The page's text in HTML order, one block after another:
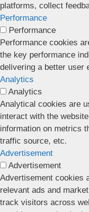
platforms, collect
Performance
Performance
Performance cookies
the key performance
delivering a better user
Analytics
Analytics
Analytical cookies are
interact with the
information on metrics
traffic source, etc.
Advertisement
Advertisement
Advertisement cookies
relevant ads and
track visitors across